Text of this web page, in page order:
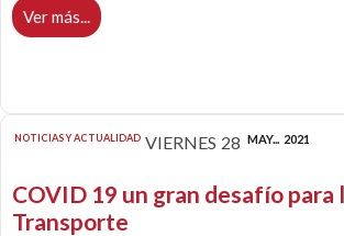
Ver más...
NOTICIAS Y ACTUALIDAD VIERNES 28 MAY... 2021
COVID 19 un gran desafío para
Transporte